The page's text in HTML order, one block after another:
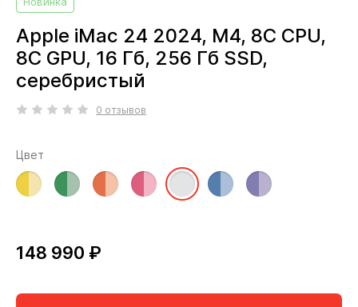
Apple iMac 24 2024, M4, 8C CPU,
8C GPU, 16 Гб, 256 Гб SSD,
серебристый
0 отзывов
Цвет
148 990 ₽